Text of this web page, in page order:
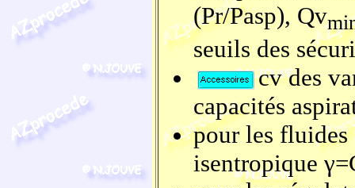
(Pr/Pasp), Qv
seuils des
cv des
capacités
pour les fluides
isentropique